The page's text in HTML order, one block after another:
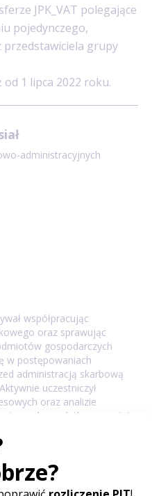
JPK_VAT polegające
pojedynczego,
przedstawiciela grupy
1 lipca 2022 roku.
administracyjnych
współpracując
oraz sprawując
gospodarczych
w postępowaniach
administracją skarbową
uczestniczył
oraz analizie
ryzyka podatkowego. (...)